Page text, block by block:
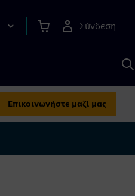
Σύνδεση
Επικοινωνήστε μαζί μας